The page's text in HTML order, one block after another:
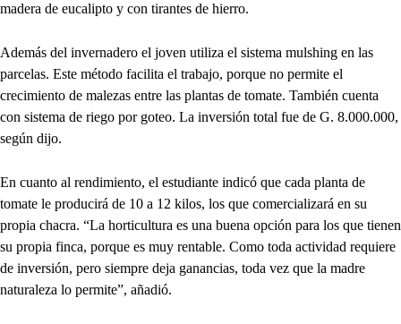
madera de eucalipto y con tirantes de hierro.
Además del invernadero el joven utiliza el sistema mulshing en las
parcelas. Este método facilita el trabajo, porque no permite el
crecimiento de malezas entre las plantas de tomate. También cuenta
con sistema de riego por goteo. La inversión total fue de G. 8.000.000,
según dijo.
En cuanto al rendimiento, el estudiante indicó que cada planta de
tomate le producirá de 10 a 12 kilos, los que comercializará en su
propia chacra. “La horticultura es una buena opción para los que tienen
su propia finca, porque es muy rentable. Como toda actividad requiere
de inversión, pero siempre deja ganancias, toda vez que la madre
naturaleza lo permite”, añadió.